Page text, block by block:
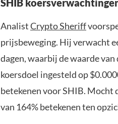
SHIB
AnalistCrypto Sheriff
prijsbeweging. Hij verwacht
dagen, waarbij de waarde
koersdoel ingesteld op
betekenen voor SHIB. Mocht
van 164% betekenen ten